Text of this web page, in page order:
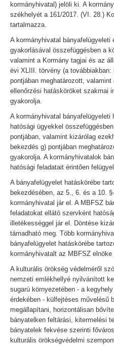
kormányhivatal) jelöli ki. A
székhelyét a 161/2017. (VI. 28.)
tartalmazza.
A kormányhivatal
gyakorlásával összefüggésben a
valamint a Kormány tagjai és az
évi XLIII. törvény (a
pontjában meghatározott,
ellenőrzési hatásköröket szakmai
gyakorolja.
A kormányhivatal
hatósági ügyekkel
pontjában, valamint kizárólag
bekezdés g) pontjában
gyakorolja. A kormányhivatalok
hatósági feladatait érintően
A bányafelügyelet hatáskörébe
bekezdésében, az 5., 6. és a 10.
kormányhivatal jár el. A MBFSZ
feladatokat ellátó szervként
illetékességgel jár el. Döntése
támadható meg. Több
bányafelügyelet hatáskörébe
kormányhivatalt az MBFSZ elnöke
A kulturális örökség védelméről
nemzeti emlékhellyé nyilvánított
sugarú környezetében - a
érdekében - külfejtéses művelésű
megállapítani, horizontálisan
bányatelken feltárási, kitermelési
bányatelek fekvése szerinti
kulturális örökségvédelmi